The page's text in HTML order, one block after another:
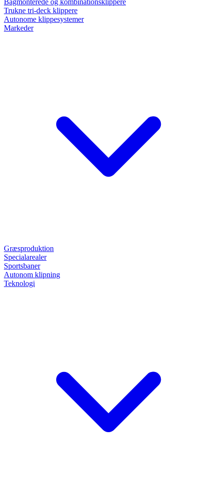
Bagmonterede og kombinationsklippere
Trukne tri-deck klippere
Autonome klippesystemer
Markeder
Græsproduktion
Specialarealer
Sportsbaner
Autonom klipning
Teknologi